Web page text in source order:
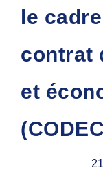
le
contrat
et